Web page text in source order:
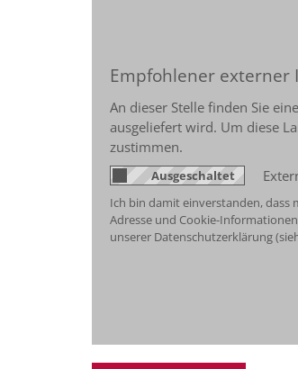
Empfohlener externer
An dieser Stelle finden Sie
ausgeliefert wird. Um diese
zustimmen.
Ich bin damit einverstanden, dass
Adresse und Cookie-
unserer Datenschutzerklärung